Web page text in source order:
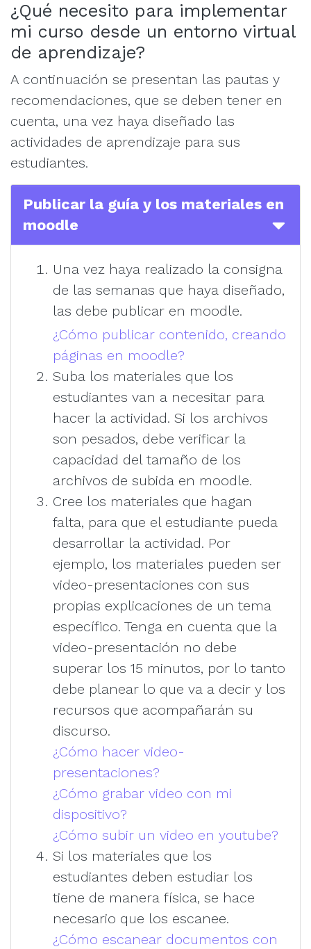
¿Qué necesito para implementar
mi curso desde un entorno virtual
de aprendizaje?
A continuación se presentan las pautas y
recomendaciones, que se deben tener en
cuenta, una vez haya diseñado las
actividades de aprendizaje para sus
estudiantes.
Publicar la guía y los materiales en
moodle
Una vez haya realizado la consigna
de las semanas que haya diseñado,
las debe publicar en moodle.
¿Cómo publicar contenido, creando
páginas en moodle?
Suba los materiales que los
estudiantes van a necesitar para
hacer la actividad. Si los archivos
son pesados, debe verificar la
capacidad del tamaño de los
archivos de subida en moodle.
Cree los materiales que hagan
falta, para que el estudiante pueda
desarrollar la actividad. Por
ejemplo, los materiales pueden ser
video-presentaciones con sus
propias explicaciones de un tema
específico. Tenga en cuenta que la
video-presentación no debe
superar los 15 minutos, por lo tanto
debe planear lo que va a decir y los
recursos que acompañarán su
discurso.
¿Cómo hacer video-
presentaciones?
¿Cómo grabar video con mi
dispositivo?
¿Cómo subir un video en youtube?
Si los materiales que los
estudiantes deben estudiar los
tiene de manera física, se hace
necesario que los escanee.
¿Cómo escanear documentos con